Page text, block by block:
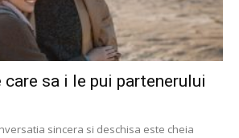
care sa i le pui partenerului
sincera si deschisa este cheia